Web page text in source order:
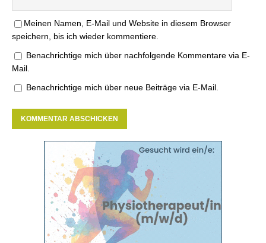
Meinen Namen, E-Mail und Website in diesem Browser
speichern, bis ich wieder kommentiere.
Benachrichtige mich über nachfolgende Kommentare via E-
Mail.
Benachrichtige mich über neue Beiträge via E-Mail.